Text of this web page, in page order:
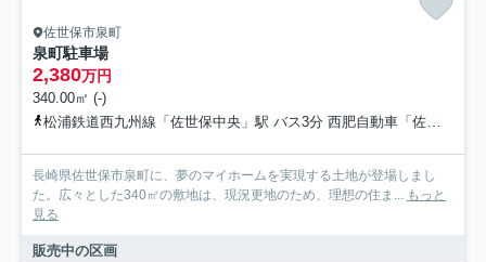
佐世保市泉町
泉町駐車場
2,380万円
340.00㎡ (-)
松浦鉄道西九州線「佐世保中央」駅 バス3分 西肥自動車「佐世保市総合医療センター入口」 停歩5分
長崎県佐世保市泉町に、夢のマイホームを実現する土地が登場しまし
た。広々とした340㎡の敷地は、現況更地のため、理想の住ま... もっと
見る
販売中の区画